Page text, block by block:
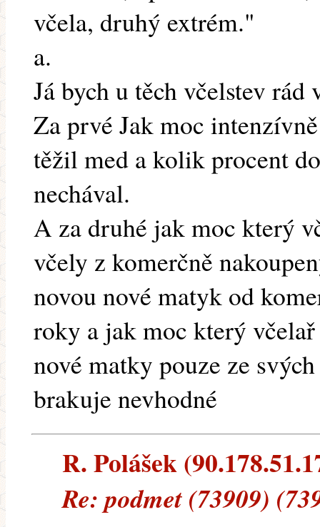
včela, druhý extrém."
a.
Já bych u těch včelstev
Za prvé Jak moc
těžil med a kolik procent
nechával.
A za druhé jak moc který
včely z komerčně
novou nové matyk od
roky a jak moc který
nové matky pouze ze
brakuje nevhodné
R. Polášek
Re: podmet (73909)